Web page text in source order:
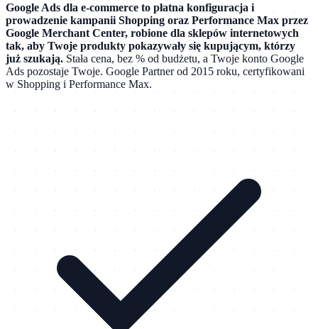
Google Ads dla e-commerce to płatna konfiguracja i
prowadzenie kampanii Shopping oraz Performance Max przez
Google Merchant Center, robione dla sklepów internetowych
tak, aby Twoje produkty pokazywały się kupującym, którzy
już szukają. Stała cena, bez % od budżetu, a Twoje konto Google
Ads pozostaje Twoje. Google Partner od 2015 roku, certyfikowani
w Shopping i Performance Max.